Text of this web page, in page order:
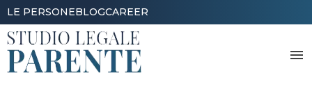
Skip
to
content
LE PERSONEBLOGCAREER
menu